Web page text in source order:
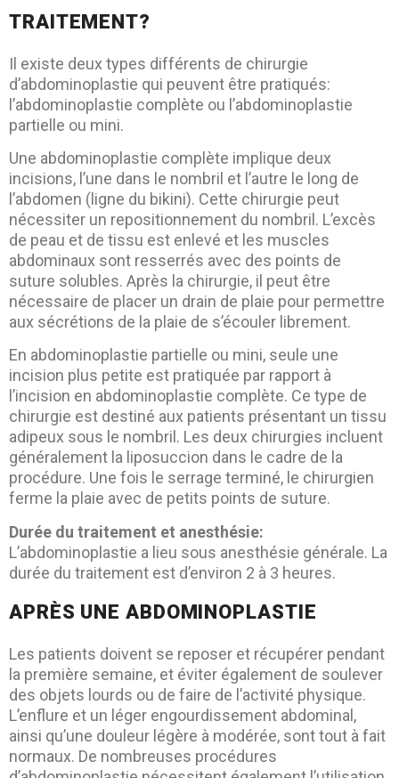
TRAITEMENT?
Il existe deux types différents de chirurgie
d’abdominoplastie qui peuvent être pratiqués:
l’abdominoplastie complète ou l’abdominoplastie
partielle ou mini.
Une abdominoplastie complète implique deux
incisions, l’une dans le nombril et l’autre le long de
l’abdomen (ligne du bikini). Cette chirurgie peut
nécessiter un repositionnement du nombril. L’excès
de peau et de tissu est enlevé et les muscles
abdominaux sont resserrés avec des points de
suture solubles. Après la chirurgie, il peut être
nécessaire de placer un drain de plaie pour permettre
aux sécrétions de la plaie de s’écouler librement.
En abdominoplastie partielle ou mini, seule une
incision plus petite est pratiquée par rapport à
l’incision en abdominoplastie complète. Ce type de
chirurgie est destiné aux patients présentant un tissu
adipeux sous le nombril. Les deux chirurgies incluent
généralement la liposuccion dans le cadre de la
procédure. Une fois le serrage terminé, le chirurgien
ferme la plaie avec de petits points de suture.
Durée du traitement et anesthésie:
L’abdominoplastie a lieu sous anesthésie générale. La
durée du traitement est d’environ 2 à 3 heures.
APRÈS UNE ABDOMINOPLASTIE
Les patients doivent se reposer et récupérer pendant
la première semaine, et éviter également de soulever
des objets lourds ou de faire de l’activité physique.
L’enflure et un léger engourdissement abdominal,
ainsi qu’une douleur légère à modérée, sont tout à fait
normaux. De nombreuses procédures